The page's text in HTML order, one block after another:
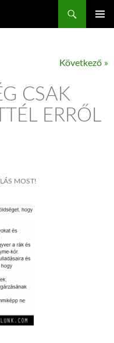
Következő »
CSAK
ERRŐL
MOST!